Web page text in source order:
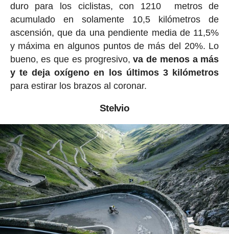
duro para los ciclistas, con 1210 metros de
acumulado en solamente 10,5 kilómetros de
ascensión, que da una pendiente media de 11,5%
y máxima en algunos puntos de más del 20%. Lo
bueno, es que es progresivo,va de menos a más
y te deja oxígeno en los últimos 3 kilómetros
para estirar los brazos al coronar.
Stelvio